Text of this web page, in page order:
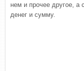
нем и прочее другое, а
денег и сумму.